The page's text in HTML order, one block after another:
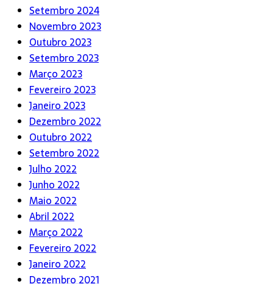
Setembro 2024
Novembro 2023
Outubro 2023
Setembro 2023
Março 2023
Fevereiro 2023
Janeiro 2023
Dezembro 2022
Outubro 2022
Setembro 2022
Julho 2022
Junho 2022
Maio 2022
Abril 2022
Março 2022
Fevereiro 2022
Janeiro 2022
Dezembro 2021